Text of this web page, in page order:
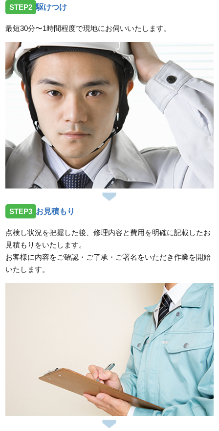
STEP2 駆けつけ
最短30分〜1時間程度で現地にお伺いいたします。
STEP3 お見積もり
点検し状況を把握した後、修理内容と費用を明確に記載したお
見積もりをいたします。
お客様に内容をご確認・ご了承・ご署名をいただき作業を開始
いたします。